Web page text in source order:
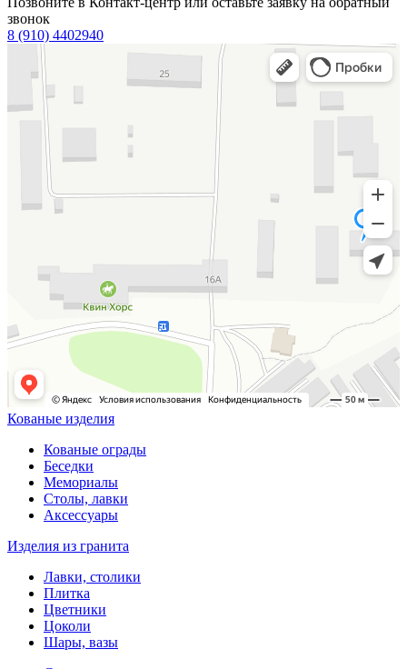
звонок
8 (910) 4402940
Кованые изделия
Кованые ограды
Беседки
Мемориалы
Столы, лавки
Аксессуары
Изделия из гранита
Лавки, столики
Плитка
Цветники
Цоколи
Шары, вазы